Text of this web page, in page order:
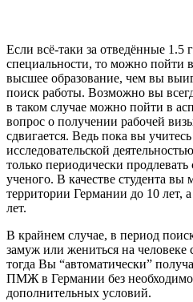
Если всё-таки за отведённые
специальности, то можно пойти
высшее образование, чем вы
поиск работы. Возможно вы
в таком случае можно пойти в
вопрос о получении рабочей
сдвигается. Ведь пока вы
исследовательской
только периодически
ученого. В качестве студента вы
территории Германии до 10 лет,
лет.
В крайнем случае, в период
замуж или жениться на
тогда Вы “автоматически”
ПМЖ в Германии без
дополнительных условий.